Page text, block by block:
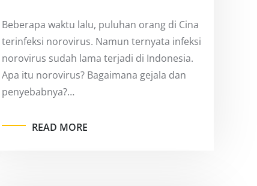
Beberapa waktu lalu, puluhan orang di Cina
terinfeksi norovirus. Namun ternyata infeksi
norovirus sudah lama terjadi di Indonesia.
Apa itu norovirus? Bagaimana gejala dan
penyebabnya?…
READ MORE